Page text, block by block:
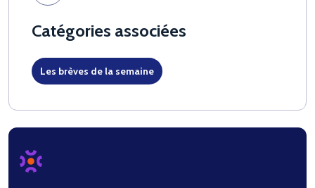
Catégories associées
Les brèves de la semaine